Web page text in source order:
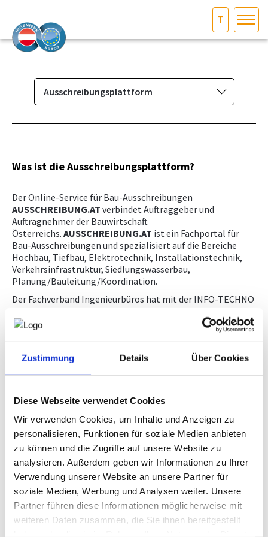
Zustimmung Details Über Cookies
Diese Webseite verwendet Cookies
Wir verwenden Cookies, um Inhalte und Anzeigen zu
personalisieren, Funktionen für soziale Medien anbieten
zu können und die Zugriffe auf unsere Website zu
analysieren. Außerdem geben wir Informationen zu Ihrer
Verwendung unserer Website an unsere Partner für
soziale Medien, Werbung und Analysen weiter. Unsere
Partner führen diese Informationen möglicherweise mit
weiteren Daten zusammen, die Sie ihnen bereitgestellt
T
AKTUELLES/INGOO
DAS INGENIEURBÜRO
SERVICE
KONTAKT
Ausschreibungsplattform
Das Ingenieurbüro
Branchenrecht
Befähigungsprüfung
Normenpaket
Ausschreibungsplattform
Leistungsbilder/Leistungsmodelle
Downloads, Links & Infos
Was ist die Ausschreibungsplattform?
Der Online-Service für Bau-Ausschreibungen
AUSSCHREIBUNG.AT verbindet Auftraggeber und
Auftragnehmer der Bauwirtschaft
Österreichs. AUSSCHREIBUNG.AT ist ein Fachportal für
Bau-Ausschreibungen und spezialisiert auf die Bereiche
Hochbau, Tiefbau, Elektrotechnik, Installationstechnik,
Verkehrsinfrastruktur, Siedlungswasserbau,
Planung/Bauleitung/Koordination.
Der Fachverband Ingenieurbüros hat mit der INFO-TECHNO
Ingenieurbüros einen kostenlosen Zugang zum Portal
Nähere Informationen erhalten Sie im
geschützten
Bereichfür Mitglieder, indem Sie einen Zugang anfordern.
Wenn Sie bereits einen Zugang haben, können Sie
direkt bei AUSSCHREIBUNG.AT einsteigen
Bitte geben Sie Ihre E-Mail Adresse ein um Zugang zu
diesem Bereich zu erhalten.